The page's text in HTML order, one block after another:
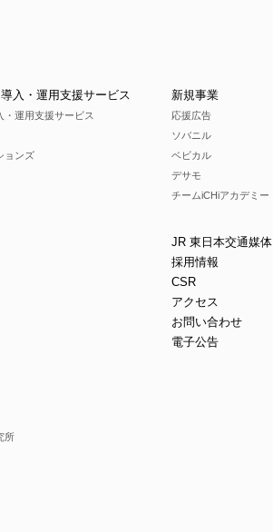
入・運用支援サービス
・運用支援サービス
ョンズ
所
新規事業
応援広告
ソバニル
ベビカル
デサモ
チームiCHiアカデミー
JR 東日本交通媒体
採用情報
CSR
アクセス
お問い合わせ
電子公告